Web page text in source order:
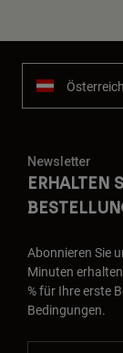
Österreich
Newsletter
ERHALTEN
Abonnieren Sie
Minuten
% für Ihre erste
Bedingungen.